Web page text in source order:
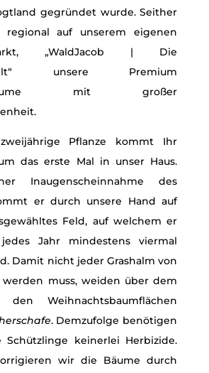
gegründet wurde. Seither
regional auf unserem eigenen
„WaldJacob | Die
unsere Premium
mit großer
Pflanze kommt Ihr
das erste Mal in unser Haus.
Inaugenscheinnahme des
er durch unsere Hand auf
Feld, auf welchem er
Jahr mindestens viermal
Damit nicht jeder Grashalm von
muss, weiden über dem
Weihnachtsbaumflächen
. Demzufolge benötigen
keinerlei Herbizide.
wir die Bäume durch